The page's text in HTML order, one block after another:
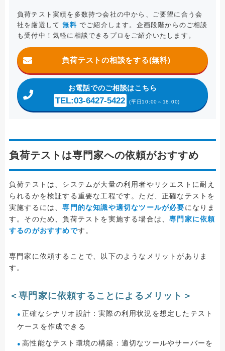
負荷テスト実績を多数持つ会社の中から、ご要望に合う会
社を厳選して無料でご紹介します。企画段階からのご相談
も受付中！気軽に相談できるプロをご紹介いたします。
負荷テストの相談をする(無料)
お電話でのご相談はこちら
TEL:03-6427-5422 (平日10:00～18:00)
負荷テストは専門家への依頼がおすすめ
負荷テストは、システムが大量の利用者やリクエストに耐え
られるかを検証する重要な工程です。ただ、正確なテストを
実施するには、専門的な知識や適切なツールが必要になりま
す。そのため、負荷テストを実施する場合は、専門家に依頼
するのがおすすめです。
専門家に依頼することで、以下のようなメリットがありま
す。
＜専門家に依頼することによるメリット＞
正確なシナリオ設計：実際の利用状況を想定したテスト
ケースを作成できる
高性能なテスト環境の構築：適切なツールやサーバーを